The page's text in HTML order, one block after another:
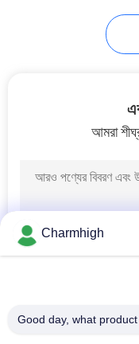
এসএমটি
ওয়েভ
আমরা
Charmhigh
Good day, what